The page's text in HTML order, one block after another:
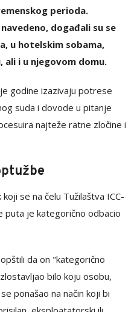
perioda.
događali su se
u hotelskim sobama,
ali i u njegovom domu.
godine izazivaju potrese
suda i dovode u pitanje
najteže ratne zločine i
se na čelu Tužilaštva ICC-
puta je kategorično odbacio
da on "kategorično
bilo koju osobu,
ponašao na način koji bi